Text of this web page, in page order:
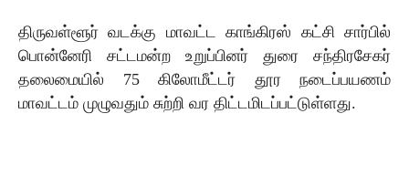
திருவள்ளூர் வடக்கு மாவட்ட காங்கிரஸ் கட்சி சார்பில்
பொன்னேரி சட்டமன்ற உறுப்பினர் துரை சந்திரசேகர்
தலைமையில் 75 கிலோமீட்டர் தூர நடைப்பயணம்
மாவட்டம் முழுவதும் சுற்றி வர திட்டமிடப்பட்டுள்ளது.